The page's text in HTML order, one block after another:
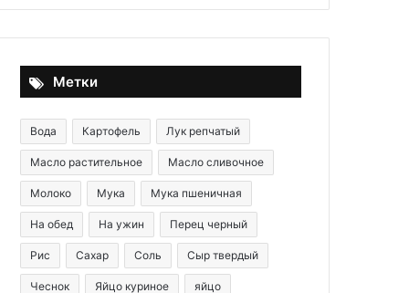
Метки
Вода Картофель Лук репчатый
Масло растительное Масло сливочное
Молоко Мука Мука пшеничная
На обед На ужин Перец черный
Рис Сахар Соль Сыр твердый
Чеснок Яйцо куриное яйцо